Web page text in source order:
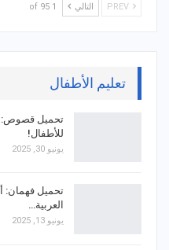
التالي 1 of 95
تعليم الأطفال
تحميل قصوص:
للأطفال!
يونيو 30, 2025
تحميل فهمان:
العربية…
يونيو 13, 2025